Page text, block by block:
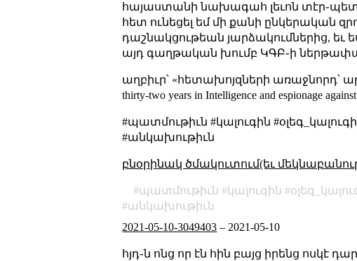
հայաստանի նախագահ լեւոն
հետ ունեցել եմ մի քանի ընկերական
դաշնակցութեան յարձակումներից, եւ
այդ գաղթական խումբ ԿԳԲ֊ի
աղբիւր՝ «հետախոյզների առաջնորդ՝
thirty-two years in Intelligence and espionage
#պատմութիւն #կալուգին
#անկախութիւն
բնօրինակ ծմակուտում(եւ
պատմութիւն կալուգին
անկախութիւն
2021-05-10-3049403 – 2021-05-10
հյդ֊ն ոնց որ էն հին բայց իրենց ոսկէ